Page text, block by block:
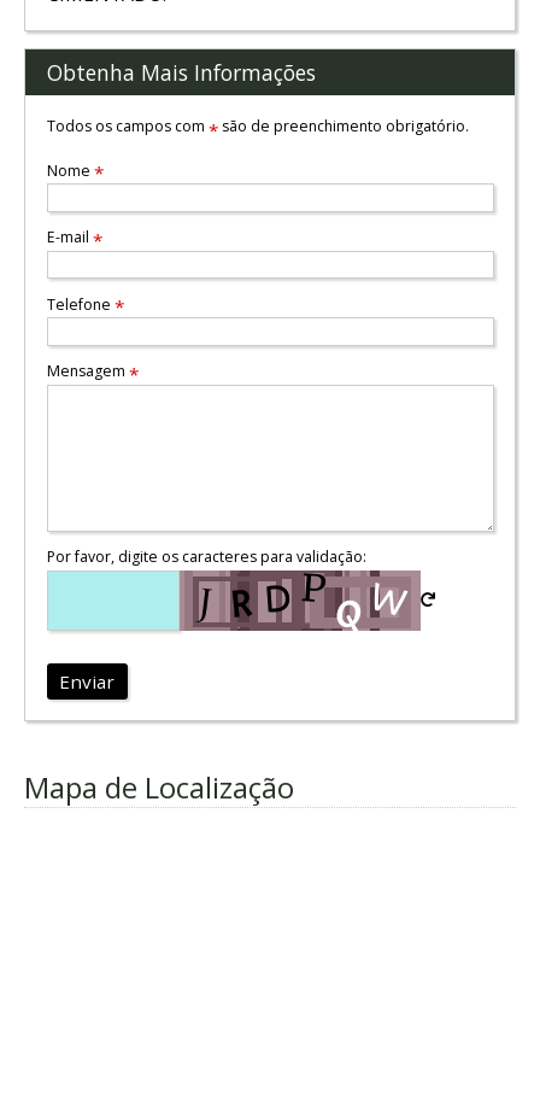
Obtenha Mais Informações
Todos os campos com *são de preenchimento obrigatório.
Nome *
E-mail *
Telefone *
Mensagem *
Por favor, digite os caracteres para validação:
Enviar
Mapa de Localização